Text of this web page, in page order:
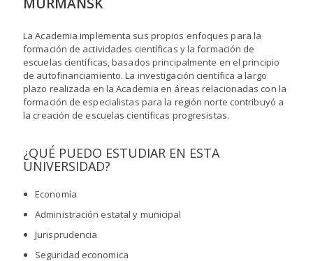
La Academia implementa sus propios enfoques para la
formación de actividades científicas y la formación de
escuelas científicas, basados ​​principalmente en el principio
de autofinanciamiento. La investigación científica a largo
plazo realizada en la Academia en áreas relacionadas con la
formación de especialistas para la región norte contribuyó a
la creación de escuelas científicas progresistas.
¿QUÉ PUEDO ESTUDIAR EN ESTA
UNIVERSIDAD?
Economía
Administración estatal y municipal
Jurisprudencia
Seguridad economica